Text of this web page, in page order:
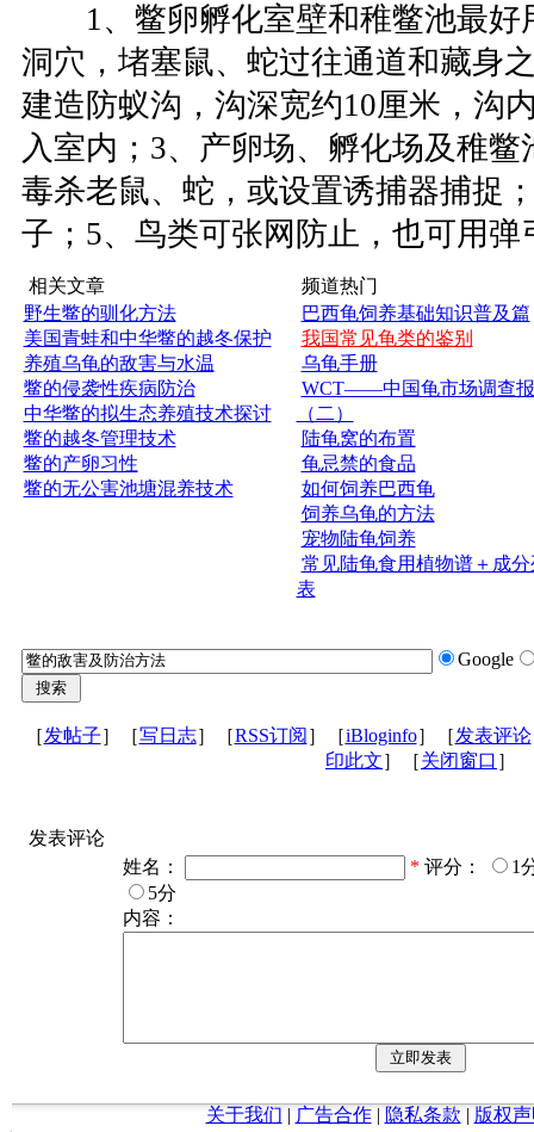
1、鳖卵孵化室壁和稚鳖池最好
洞穴，堵塞鼠、蛇过往通道和藏身
建造防蚁沟，沟深宽约10厘米，沟
入室内；3、产卵场、孵化场及稚
毒杀老鼠、蛇，或设置诱捕器捕捉
子；5、鸟类可张网防止，也可用弹
相关文章
野生鳖的驯化方法
美国青蛙和中华鳖的越冬保护
养殖乌龟的敌害与水温
鳖的侵袭性疾病防治
中华鳖的拟生态养殖技术探讨
鳖的越冬管理技术
鳖的产卵习性
鳖的无公害池塘混养技术
频道热门
巴西龟饲养基础知识普及篇
我国常见龟类的鉴别
乌龟手册
WCT——中国龟市场调查
（二）
陆龟窝的布置
龟忌禁的食品
如何饲养巴西龟
饲养乌龟的方法
宠物陆龟饲养
常见陆龟食用植物谱＋成分
表
Google
［发帖子］［写日志］［RSS订阅 ］［iBloginfo］［发表评论
印此文］［关闭窗口 ］
发表评论
姓名：
* 评分：
1
5分
内容：
关于我们 | 广告合作| 隐私条款 | 版权